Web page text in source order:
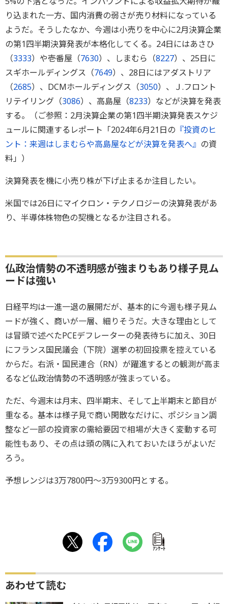
り込まれた一方、国内消費の弱さが売り材料になっている
ようだ。そうしたなか、今週は小売りを中心に2月決算企業
の第1四半期決算発表が本格化してくる。24日にはあさひ
（3333）や壱番屋（7630）、しまむら（8227）、25日に
スギホールディングス（7649）、28日にはアダストリア
（2685）、DCMホールディングス（3050）、Ｊ.フロント
リテイリング（3086）、高島屋（8233）などが決算を発表
する。（ご参照：2月決算企業の第1四半期決算発表スケジ
ュールに関連するレポート「2024年6月21日の 『投資のヒ
ント：来週はしまむらや高島屋などが決算を発表へ』 の資
料」）
決算発表を機に小売り株が下げ止まるか注目したい。
米国では26日にマイクロン・テクノロジーの決算発表があ
り、半導体株物色の契機となるか注目される。
仏政治情勢の不透明感が強まりもあり様子見ム
ードは強い
日経平均は一進一退の展開だが、基本的に今週も様子見ム
ードが強く、商いが一層、細りそうだ。大きな理由として
は冒頭で述べたPCEデフレーターの発表待ちに加え、30日
にフランス国民議会（下院）選挙の初回投票を控えている
からだ。右派・国民連合（RN）が躍進するとの観測が高ま
るなど仏政治情勢の不透明感が強まっている。
ただ、今週末は月末、四半期末、そして上半期末と節目が
重なる。基本は様子見で商い閑散なだけに、ポジション調
整など一部の投資家の需給要因で相場が大きく変動する可
能性もあり、その点は頭の隅に入れておいたほうがよいだ
ろう。
予想レンジは3万7800円～3万9300円とする。
ｱﾝｹｰﾄ
あわせて読む